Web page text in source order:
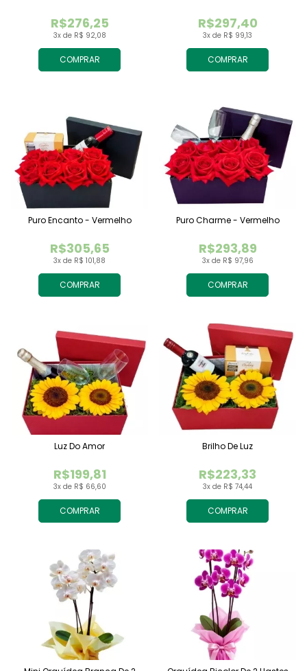
COMPRAR
3x de R$ 92,08
R$276,25
COMPRAR
3x de R$ 99,13
R$297,40
COMPRAR
3x de R$ 101,88
R$305,65
Puro Encanto - Vermelho
COMPRAR
3x de R$ 97,96
R$293,89
Puro Charme - Vermelho
COMPRAR
3x de R$ 66,60
R$199,81
Luz Do Amor
COMPRAR
3x de R$ 74,44
R$223,33
Brilho De Luz